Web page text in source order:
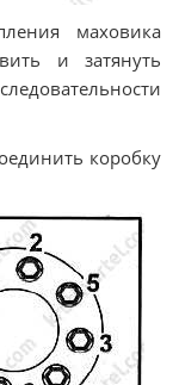
маховика
и затянуть
коробку